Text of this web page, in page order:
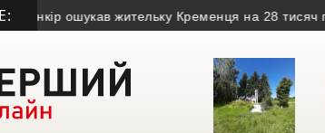
ошукав жительку Кременця на 28 тисяч гривень